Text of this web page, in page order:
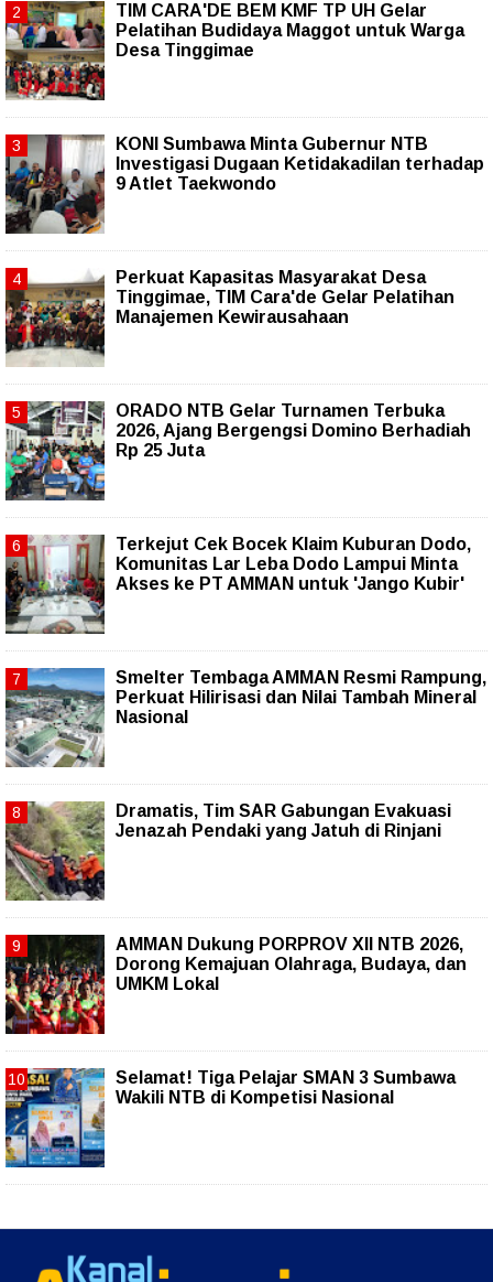
TIM CARA'DE BEM KMF TP UH Gelar
Pelatihan Budidaya Maggot untuk Warga
Desa Tinggimae
KONI Sumbawa Minta Gubernur NTB
Investigasi Dugaan Ketidakadilan terhadap
9 Atlet Taekwondo
Perkuat Kapasitas Masyarakat Desa
Tinggimae, TIM Cara'de Gelar Pelatihan
Manajemen Kewirausahaan
ORADO NTB Gelar Turnamen Terbuka
2026, Ajang Bergengsi Domino Berhadiah
Rp 25 Juta
Terkejut Cek Bocek Klaim Kuburan Dodo,
Komunitas Lar Leba Dodo Lampui Minta
Akses ke PT AMMAN untuk 'Jango Kubir'
Smelter Tembaga AMMAN Resmi Rampung,
Perkuat Hilirisasi dan Nilai Tambah Mineral
Nasional
Dramatis, Tim SAR Gabungan Evakuasi
Jenazah Pendaki yang Jatuh di Rinjani
AMMAN Dukung PORPROV XII NTB 2026,
Dorong Kemajuan Olahraga, Budaya, dan
UMKM Lokal
Selamat! Tiga Pelajar SMAN 3 Sumbawa
Wakili NTB di Kompetisi Nasional